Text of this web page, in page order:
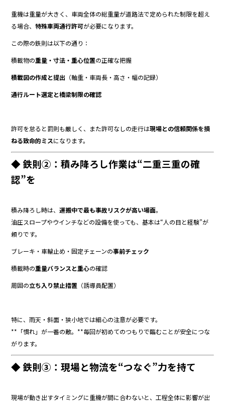
重機は重量が大きく、車両全体の総重量が道路法で定められた制限を超え
る場合、特殊車両通行許可が必要になります。
この際の鉄則は以下の通り：
積載物の重量・寸法・重心位置の正確な把握
積載図の作成と提出 （軸重・車両長・高さ・幅の記録）
通行ルート選定と橋梁制限の確認
許可を怠ると罰則も厳しく、また許可なしの走行は現場との信頼関係を損
ねる致命的ミスになります。
◆ 鉄則②：積み降ろし作業は“二重三重の確
認”を
積み降ろし時は、運搬中で最も事故リスクが高い場面。
油圧スロープやウインチなどの設備を使っても、基本は“人の目と経験”が
頼りです。
ブレーキ・車輪止め・固定チェーンの事前チェック
積載時の重量バランスと重心の確認
周囲の立ち入り禁止措置 （誘導員配置）
特に、雨天・斜面・狭小地では細心の注意が必要です。
**「慣れ」が一番の敵。**毎回が初めてのつもりで臨むことが安全につな
がります。
◆ 鉄則③：現場と物流を“つなぐ”力を持て
現場が動き出すタイミングに重機が間に合わないと、工程全体に影響が出